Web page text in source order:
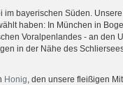
im bayerischen Süden.
haben: In München in
Voralpenlandes - an den
in der Nähe des
Honig, den unsere fleißigen